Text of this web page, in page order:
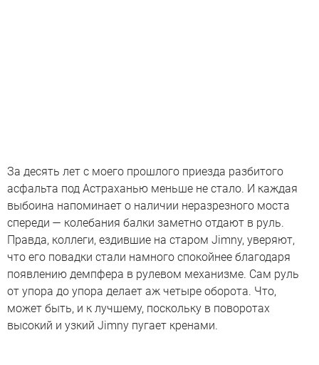
За десять лет с моего прошлого приезда разбитого
асфальта под Астраханью меньше не стало. И каждая
выбоина напоминает о наличии неразрезного моста
спереди — колебания балки заметно отдают в руль.
Правда, коллеги, ездившие на старом Jimny, уверяют,
что его повадки стали намного спокойнее благодаря
появлению демпфера в рулевом механизме. Сам руль
от упора до упора делает аж четыре оборота. Что,
может быть, и к лучшему, поскольку в поворотах
высокий и узкий Jimny пугает кренами.